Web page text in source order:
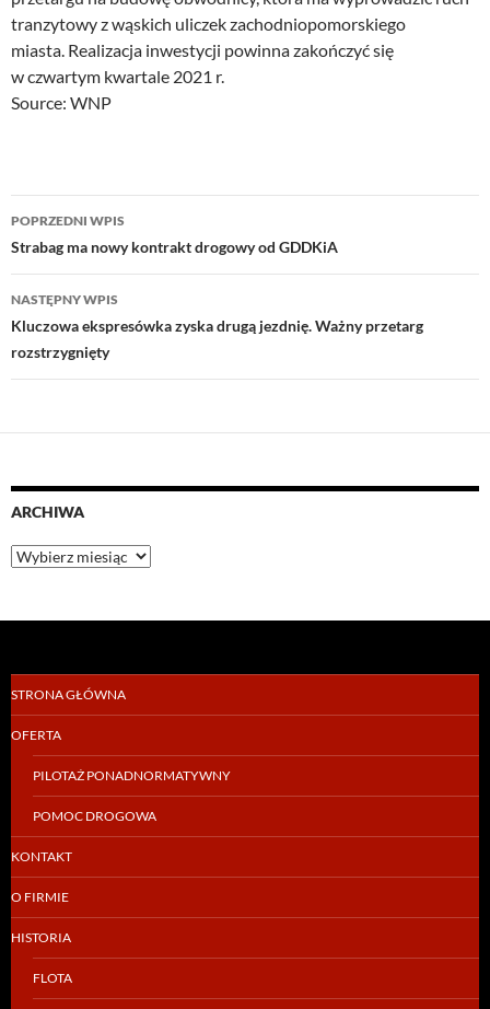
tranzytowy z wąskich uliczek zachodniopomorskiego
miasta. Realizacja inwestycji powinna zakończyć się
w czwartym kwartale 2021 r.
Source: WNP
Nawigacja
wpisu
POPRZEDNI WPIS
Strabag ma nowy kontrakt drogowy od GDDKiA
NASTĘPNY WPIS
Kluczowa ekspresówka zyska drugą jezdnię. Ważny przetarg
rozstrzygnięty
ARCHIWA
Archiwa
STRONA GŁÓWNA
OFERTA
PILOTAŻ PONADNORMATYWNY
POMOC DROGOWA
KONTAKT
O FIRMIE
HISTORIA
FLOTA